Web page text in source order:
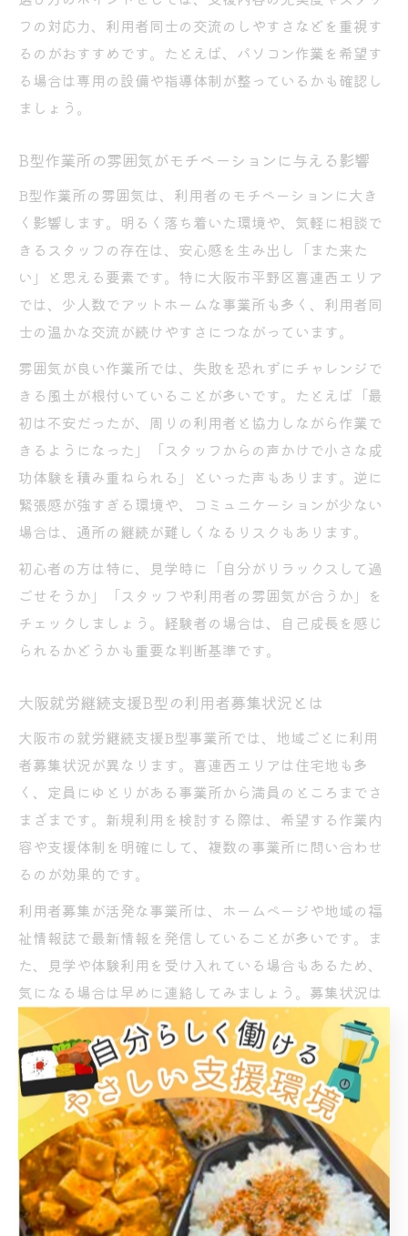
フの対応力、利用者同士の交流のしやすさなどを重視す
るのがおすすめです。たとえば、パソコン作業を希望す
る場合は専用の設備や指導体制が整っているかも確認し
ましょう。
B型作業所の雰囲気がモチベーションに与える影響
B型作業所の雰囲気は、利用者のモチベーションに大き
く影響します。明るく落ち着いた環境や、気軽に相談で
きるスタッフの存在は、安心感を生み出し「また来た
い」と思える要素です。特に大阪市平野区喜連西エリア
では、少人数でアットホームな事業所も多く、利用者同
士の温かな交流が続けやすさにつながっています。
雰囲気が良い作業所では、失敗を恐れずにチャレンジで
きる風土が根付いていることが多いです。たとえば「最
初は不安だったが、周りの利用者と協力しながら作業で
きるようになった」「スタッフからの声かけで小さな成
功体験を積み重ねられる」といった声もあります。逆に
緊張感が強すぎる環境や、コミュニケーションが少ない
場合は、通所の継続が難しくなるリスクもあります。
初心者の方は特に、見学時に「自分がリラックスして過
ごせそうか」「スタッフや利用者の雰囲気が合うか」を
チェックしましょう。経験者の場合は、自己成長を感じ
られるかどうかも重要な判断基準です。
大阪就労継続支援B型の利用者募集状況とは
大阪市の就労継続支援B型事業所では、地域ごとに利用
者募集状況が異なります。喜連西エリアは住宅地も多
く、定員にゆとりがある事業所から満員のところまでさ
まざまです。新規利用を検討する際は、希望する作業内
容や支援体制を明確にして、複数の事業所に問い合わせ
るのが効果的です。
利用者募集が活発な事業所は、ホームページや地域の福
祉情報誌で最新情報を発信していることが多いです。ま
た、見学や体験利用を受け入れている場合もあるため、
気になる場合は早めに連絡してみましょう。募集状況は
季節やタイミングによって変動するため、空き状況や受
け入れ体制を事前に確認することが大切です。
「待機期間が発生したが、事前に相談支援事業所を通じ
て情報を集めておいたのでスムーズに利用開始できた」
といった体験談もあります。自分の希望や課題を整理し
ておくと、失敗のリスクを減らせます。
日常生活と両立できる就労継続支援B型のコツ